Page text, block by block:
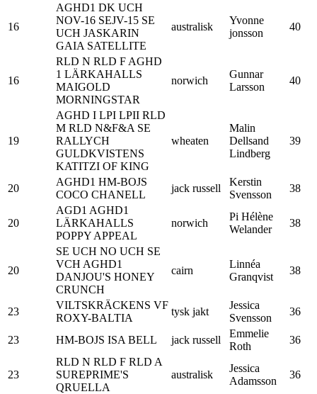
16
AGHD1 DK UCH
NOV-16 SEJV-15 SE
UCH JASKARIN
GAIA SATELLITE
australisk
Yvonne
jonsson
40
16
RLD N RLD F AGHD
1 LÄRKAHALLS
MAIGOLD
MORNINGSTAR
norwich
Gunnar
Larsson
40
19
AGHD I LPI LPII RLD
M RLD N&F&A SE
RALLYCH
GULDKVISTENS
KATITZI OF KING
wheaten
Malin
Dellsand
Lindberg
39
20
AGHD1 HM-BOJS
COCO CHANELL
jack russell
Kerstin
Svensson
38
20
AGD1 AGHD1
LÄRKAHALLS
POPPY APPEAL
norwich
Pi Hélène
Welander
38
20
SE UCH NO UCH SE
VCH AGHD1
DANJOU'S HONEY
CRUNCH
cairn
Linnéa
Granqvist
38
23
VILTSKRÄCKENS VF
ROXY-BALTIA
tysk jakt
Jessica
Svensson
36
23 HM-BOJS ISA BELL jack russell
Emmelie
Roth
36
23
RLD N RLD F RLD A
SUREPRIME'S
QRUELLA
australisk
Jessica
Adamsson
36